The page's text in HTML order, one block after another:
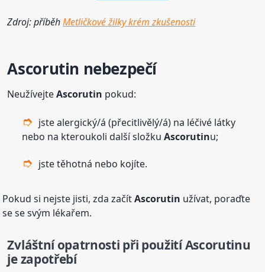
Zdroj: příběhMetličkové žilky krém zkušenosti
Ascorutin nebezpečí
NeužívejteAscorutin pokud:
jste alergický/á (přecitlivělý/á) na léčivé látky
nebo na kteroukoli další složkuAscorutinu;
jste těhotná nebo kojíte.
Pokud si nejste jisti, zda začítAscorutin užívat, poraďte
se se svým lékařem.
Zvláštní opatrnosti při použitíAscorutinu
je zapotřebí